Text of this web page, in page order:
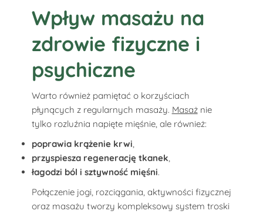
Wpływ masażu na
zdrowie fizyczne i
psychiczne
Warto również pamiętać o korzyściach
płynących z regularnych masaży. Masażnie
tylko rozluźnia napięte mięśnie, ale również:
poprawia krążenie krwi,
przyspiesza regenerację tkanek,
łagodzi ból i sztywność mięśni.
Połączenie jogi, rozciągania, aktywności fizycznej
oraz masażu tworzy kompleksowy system troski